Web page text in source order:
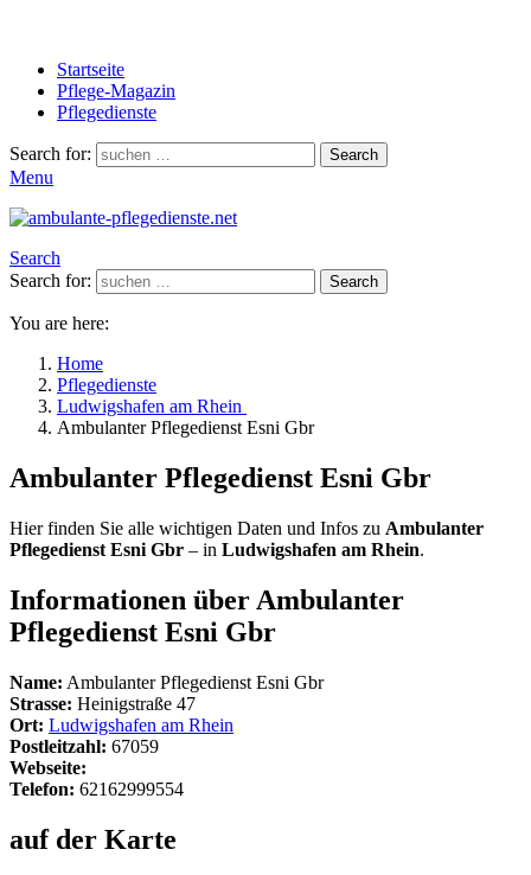
Startseite
Pflege-Magazin
Pflegedienste
Search for: Search
Menu
Search
Search for:
Search
You are here:
Home
Pflegedienste
Ludwigshafen am Rhein
Ambulanter Pflegedienst Esni Gbr
Ambulanter Pflegedienst Esni Gbr
Hier finden Sie alle wichtigen Daten und Infos zu Ambulanter
Pflegedienst Esni Gbr – in Ludwigshafen am Rhein.
Informationen über Ambulanter
Pflegedienst Esni Gbr
Name: Ambulanter Pflegedienst Esni Gbr
Strasse: Heinigstraße 47
Ort: Ludwigshafen am Rhein
Postleitzahl: 67059
Webseite:
Telefon: 62162999554
auf der Karte